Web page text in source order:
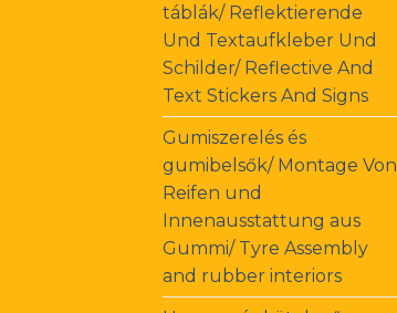
táblák/ Reflektierende
Und Textaufkleber Und
Schilder/ Reflective And
Text Stickers And Signs
Gumiszerelés és
gumibelsők/ Montage Von
Reifen und
Innenausstattung aus
Gummi/ Tyre Assembly
and rubber interiors